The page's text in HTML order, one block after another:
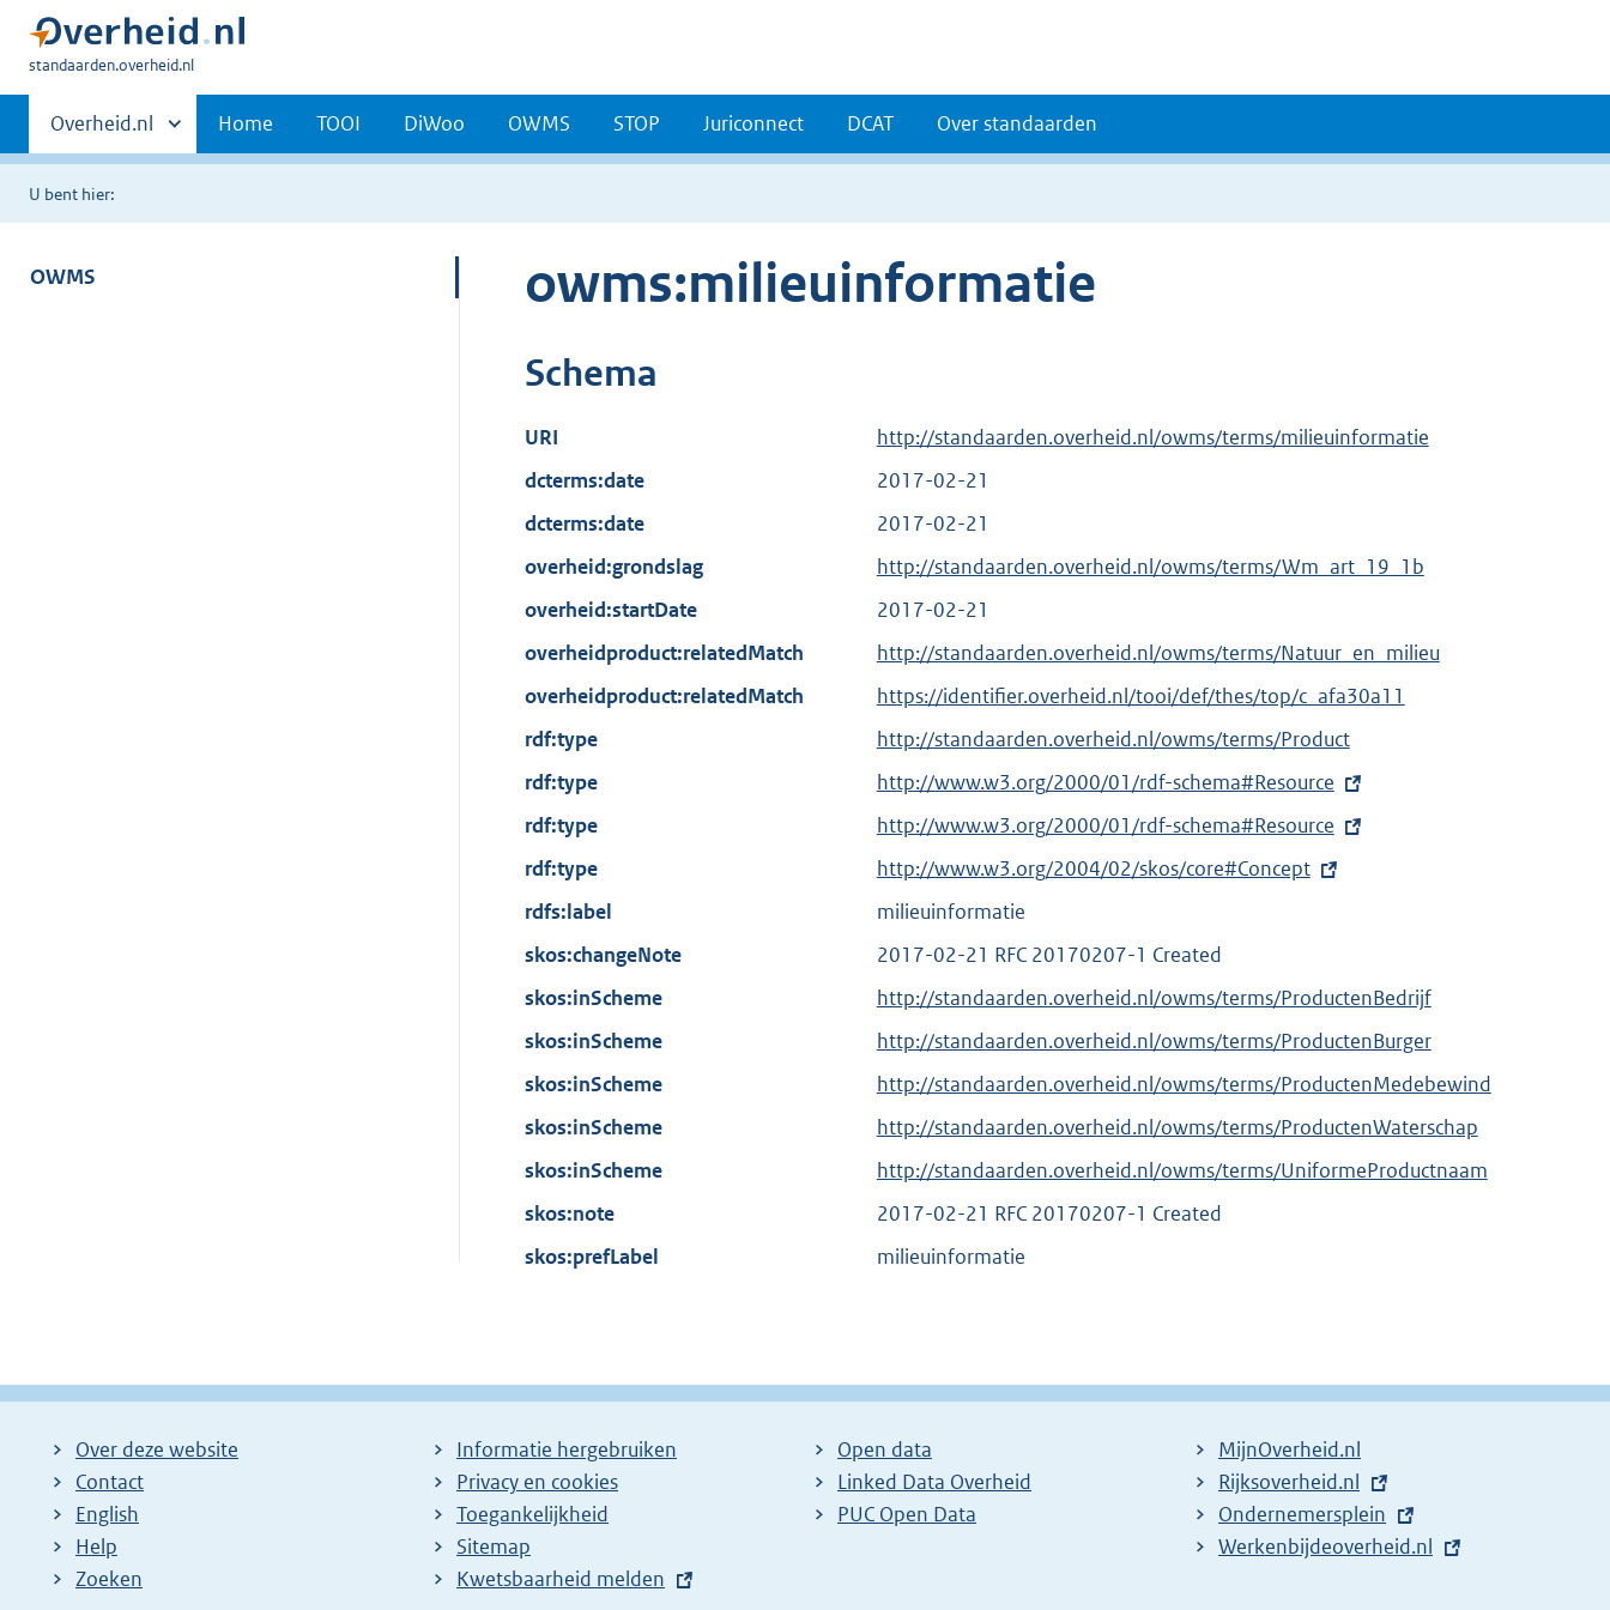
U
hier:
standaarden.overheid.nl
Primaire
navigatie
Andere
sites
binnen
Overheid.nl Home TOOI DiWoo OWMS STOP Juriconnect DCAT Over standaarden
U bent hier:
OWMS owms:milieuinformatie
Schema
URI
http://standaarden.overheid.nl/owms/terms/milieuinformatie
dcterms:date
2017-02-21
dcterms:date
2017-02-21
overheid:grondslag
http://standaarden.overheid.nl/owms/terms/Wm_art_19_1b
overheid:startDate
2017-02-21
overheidproduct:relatedMatch
http://standaarden.overheid.nl/owms/terms/Natuur_en_milieu
overheidproduct:relatedMatch
https://identifier.overheid.nl/tooi/def/thes/top/c_afa30a11
rdf:type
http://standaarden.overheid.nl/owms/terms/Product
rdf:type
E
x
e
r
n
l
i
n
:
http://www.w3.org/2000/01/rdf-schema#Resource
rdf:type
E
x
e
r
n
l
i
n
:
http://www.w3.org/2000/01/rdf-schema#Resource
rdf:type
E
e
r
n
l
i
n
:
http://www.w3.org/2004/02/skos/core#Concept
rdfs:label
milieuinformatie
skos:changeNote
2017-02-21 RFC 20170207-1 Created
skos:inScheme
http://standaarden.overheid.nl/owms/terms/ProductenBedrijf
skos:inScheme
http://standaarden.overheid.nl/owms/terms/ProductenBurger
skos:inScheme
http://standaarden.overheid.nl/owms/terms/ProductenMedebewind
skos:inScheme
http://standaarden.overheid.nl/owms/terms/ProductenWaterschap
skos:inScheme
http://standaarden.overheid.nl/owms/terms/UniformeProductnaam
skos:note
2017-02-21 RFC 20170207-1 Created
skos:prefLabel
milieuinformatie
Over deze website
Contact
English
Help
Zoeken
Informatie hergebruiken
Privacy en cookies
Toegankelijkheid
Sitemap
E
Kwetsbaarheid melden
Open data
Linked Data Overheid
PUC Open Data
MijnOverheid.nl
E
x
t
Rijksoverheid.nl
E
x
Ondernemersplein
E
Werkenbijdeoverheid.nl